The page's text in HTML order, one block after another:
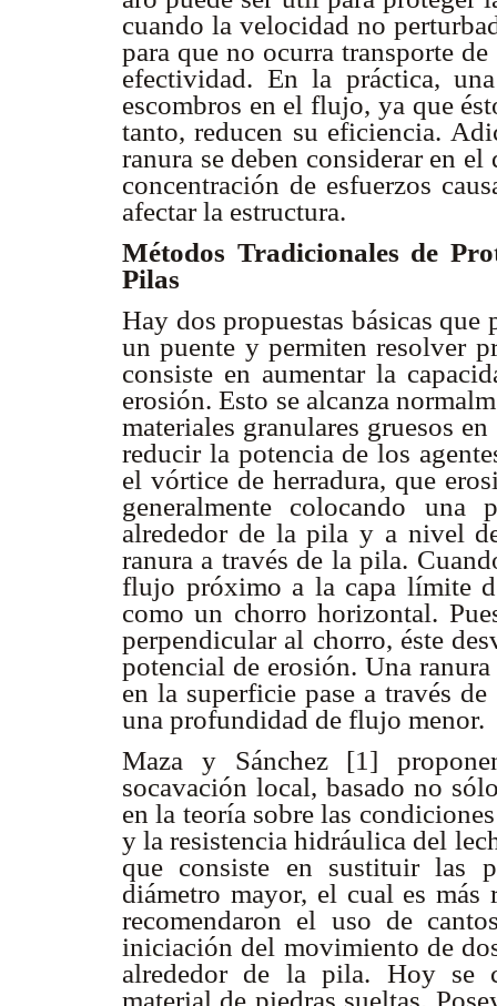
cuando la velocidad no
para que no ocurra transporte
efectividad. En la práctica,
escombros en el flujo, ya que
tanto, reducen su eficiencia.
ranura se deben considerar en
concentración de esfuerzos
afectar la estructura.
Métodos Tradicionales de
Pilas
Hay dos propuestas básicas
un puente y permiten resolver
consiste en aumentar la
erosión. Esto se alcanza
materiales granulares gruesos
reducir la potencia de los
el vórtice de herradura, que
generalmente colocando
alrededor de la pila y a nivel
ranura a través de la pila.
flujo próximo a la capa límite
como un chorro horizontal.
perpendicular al chorro, éste
potencial de erosión. Una
en la superficie pase a través
una profundidad de flujo menor.
Maza y Sánchez [1]
socavación local, basado no
en la teoría sobre las
y la resistencia hidráulica del
que consiste en sustituir las
diámetro mayor, el cual es
recomendaron el uso de
iniciación del movimiento de
alrededor de la pila. Hoy se
material de piedras sueltas.